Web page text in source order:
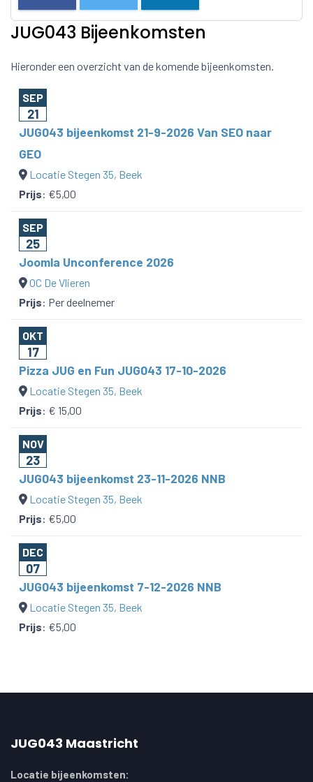
JUG043 Bijeenkomsten
Hieronder een overzicht van de komende bijeenkomsten.
SEP
21
JUG043 bijeenkomst 21-9-2026 Van SEO naar
GEO
Locatie Stegen 35, Beek
Prijs: €5,00
SEP
25
Joomla Unconference 2026
OC De Vlieren
Prijs: Per deelnemer
OKT
17
Pizza JUG en Fun JUG043 17-10-2026
Locatie Stegen 35, Beek
Prijs: € 15,00
NOV
23
JUG043 bijeenkomst 23-11-2026 NNB
Locatie Stegen 35, Beek
Prijs: €5,00
DEC
07
JUG043 bijeenkomst 7-12-2026 NNB
Locatie Stegen 35, Beek
Prijs: €5,00
JUG043 Maastricht
Locatie bijeenkomsten: